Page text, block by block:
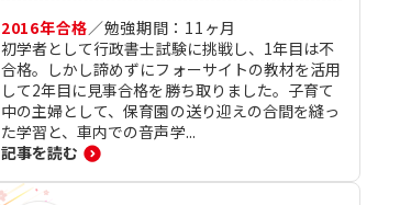
2016年合格／勉強期間： 11 ヶ月
初学者として行政書士試験に挑戦し、1年目は不
合格。しかし諦めずにフォーサイトの教材を活用
して2年目に見事合格を勝ち取りました。子育て
中の主婦として、保育園の送り迎えの合間を縫っ
た学習と、車内での音声学...
記事を読む